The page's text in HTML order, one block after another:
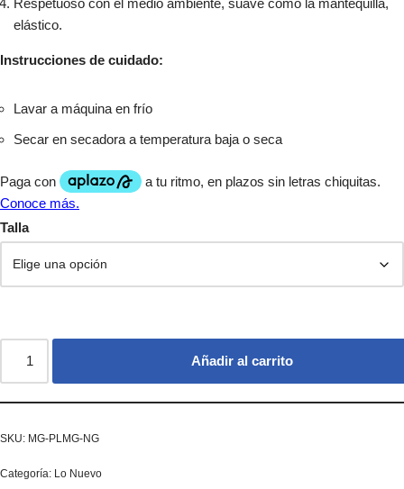
elástico.
Instrucciones de cuidado:
Lavar a máquina en frío
Secar en secadora a temperatura baja o seca
Talla
Añadir al carrito
SKU: MG-PLMG-NG
Categoría: Lo Nuevo